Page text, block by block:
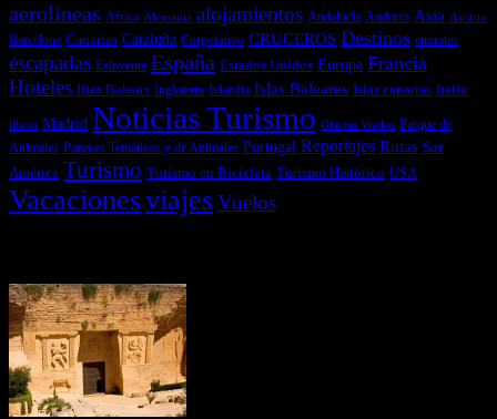
aerolineas Africa Alemania alojamientos Andalucía Andorra Asia Austria
Barcelona Canarias Cataluña Corporativo CRUCEROS Destinos emirates
escapadas Eslovenia España Estados Unidos Europa Francia
Hoteles Illes Balears Inglaterra Islandia Islas Baleares Islas canarias Italia
libros Madrid Noticias Turismo Ofertas Vuelos Parque de
Animales Parques Temáticos y de Animales Portugal Reportajes Rutas Sur
América Turismo Turismo en Bicicleta Turismo Histórico USA
VacacionesviajesVuelos